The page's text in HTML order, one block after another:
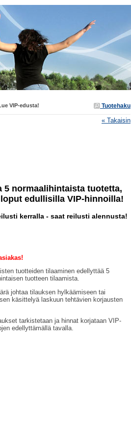
Tuotehaku
VIP-edusta!
« Takaisin
5 normaalihintaista tuotetta,
edullisilla VIP-hinnoilla!
kerralla - saat reilusti alennusta!
tuotteiden tilaaminen edellyttää 5
tuotteen tilaamista.
johtaa tilauksen hylkäämiseen tai
käsittelyä laskuun tehtävien korjausten
tarkistetaan ja hinnat korjataan VIP-
edellyttämällä tavalla.